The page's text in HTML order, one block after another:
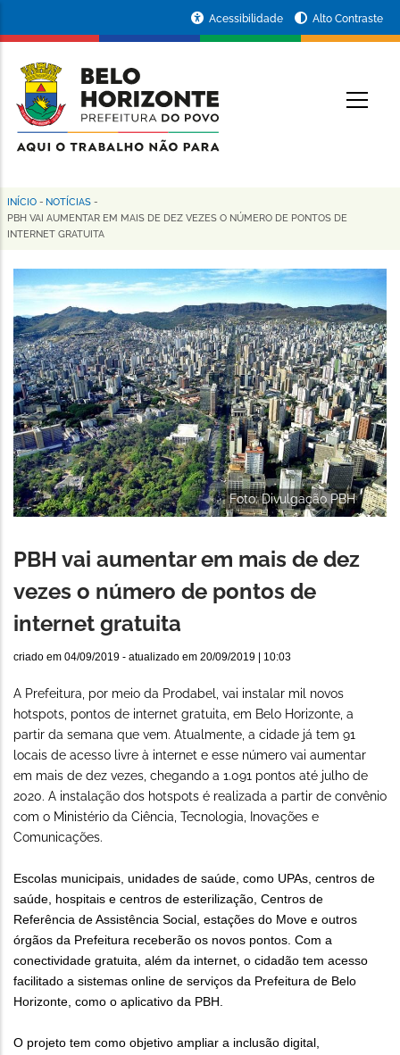
conteúdo
principal
da
Prefeitura
de
Horizonte
Acessibilidade Alto Contraste
Trilha
de
navegação
INÍCIO - NOTÍCIAS -
PBH VAI AUMENTAR EM MAIS DE DEZ VEZES O NÚMERO DE PONTOS DE
INTERNET GRATUITA
Foto: Divulgação PBH
PBH vai aumentar em mais de dez
vezes o número de pontos de
internet gratuita
criado em 04/09/2019 - atualizado em 20/09/2019 | 10:03
A Prefeitura, por meio da Prodabel, vai instalar mil novos
hotspots, pontos de internet gratuita, em Belo Horizonte, a
partir da semana que vem. Atualmente, a cidade já tem 91
locais de acesso livre à internet e esse número vai aumentar
em mais de dez vezes, chegando a 1.091 pontos até julho de
2020. A instalação dos hotspots é realizada a partir de convênio
com o Ministério da Ciência, Tecnologia, Inovações e
Comunicações.
Escolas municipais, unidades de saúde, como UPAs, centros de
saúde, hospitais e centros de esterilização, Centros de
Referência de Assistência Social, estações do Move e outros
órgãos da Prefeitura receberão os novos pontos. Com a
conectividade gratuita, além da internet, o cidadão tem acesso
facilitado a sistemas online de serviços da Prefeitura de Belo
Horizonte, como o aplicativo da PBH.
O projeto tem como objetivo ampliar a inclusão digital,